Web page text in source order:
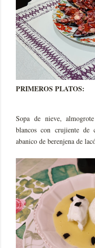
PRIMEROS PLATOS:
Sopa de nieve,
blancos con crujiente de
abanico de berenjena de